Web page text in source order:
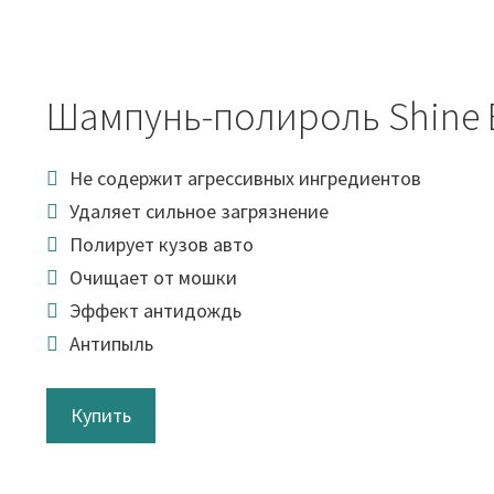
Шампунь-полироль Shine
Не содержит агрессивных ингредиентов
Удаляет сильное загрязнение
Полирует кузов авто
Очищает от мошки
Эффект антидождь
Антипыль
Купить